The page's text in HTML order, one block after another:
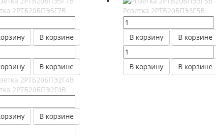
2РТБ20БПЭ5Г7В
В корзине
В корзине
Розетка 2РТБ20БПЭ3Г5В
В корзину В корзине
В корзину В корзине
2РТБ20БПЭ2Г4В
В корзине